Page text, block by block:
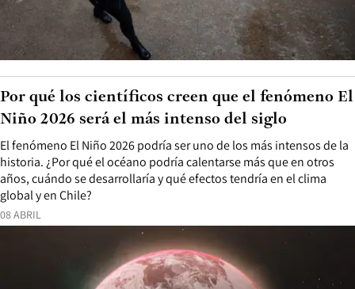
08 ABRIL
El fenómeno El Niño 2026 podría ser uno de los más intensos de la
historia. ¿Por qué el océano podría calentarse más que en otros
años, cuándo se desarrollaría y qué efectos tendría en el clima
global y en Chile?
Por qué los científicos creen que el fenómeno El
Niño 2026 será el más intenso del siglo